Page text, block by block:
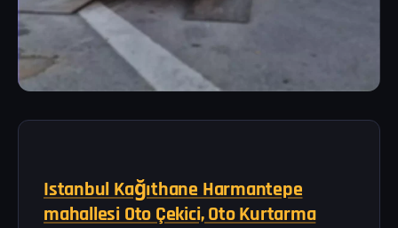
Istanbul Kağıthane Harmantepe
mahallesi Oto Çekici, Oto Kurtarma